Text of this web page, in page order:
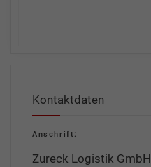
Kontaktdaten
Anschrift:
Zureck Logistik GmbH